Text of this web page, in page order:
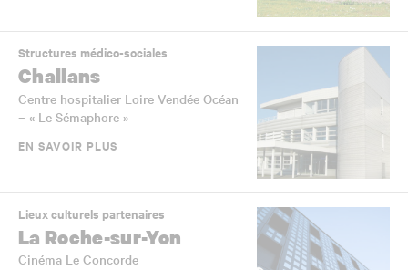
Structures médico-sociales
Challans
Centre hospitalier Loire Vendée Océan
– « Le Sémaphore »
EN SAVOIR PLUS
Lieux culturels partenaires
La Roche-sur-Yon
Cinéma Le Concorde